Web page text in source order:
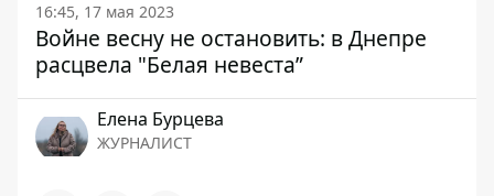
16:45, 17 мая 2023
Войне весну не остановить: в Днепре
расцвела "Белая невеста”
Елена Бурцева
ЖУРНАЛИСТ